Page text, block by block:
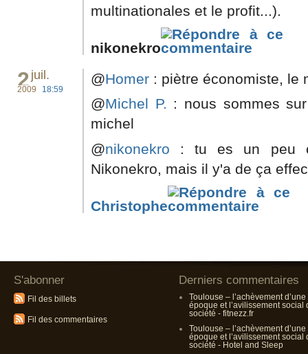
multinationales et le profit...).
nikonekro
2juil.
2009 18:59
@Homer : piètre économiste, le
@Michel P. : nous sommes
michel
@nikonekro : tu es un peu
Nikonekro, mais il y'a de ça
Christophe
S'abonner
Fil des billets
Fil des commentaires
Derniers commentaires
Toulouse – l’achèvement d’une
époque et l’avilissement social
société - fitnezz.fr
Toulouse – l’achèvement d’une
époque et l’avilissement social
société - Hotel and Sleep